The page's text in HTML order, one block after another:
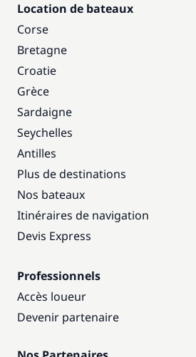
Location de bateaux
Corse
Bretagne
Croatie
Grèce
Sardaigne
Seychelles
Antilles
Plus de destinations
Nos bateaux
Itinéraires de navigation
Devis Express
Professionnels
Accès loueur
Devenir partenaire